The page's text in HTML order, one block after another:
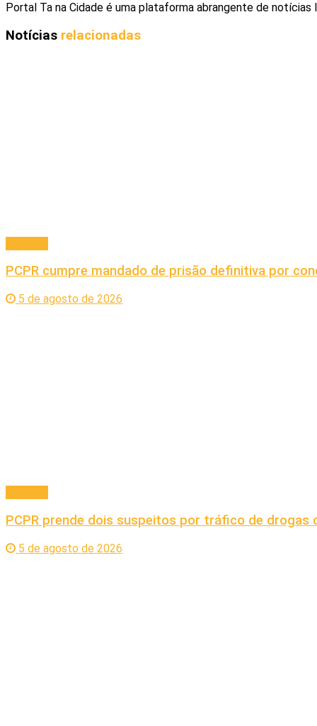
Portal Ta na Cidade é uma plataforma abrangente de
Notícias relacionadas
PCPR cumpre mandado de prisão definitiva por
5 de agosto de 2026
PCPR prende dois suspeitos por tráfico de drogas
5 de agosto de 2026